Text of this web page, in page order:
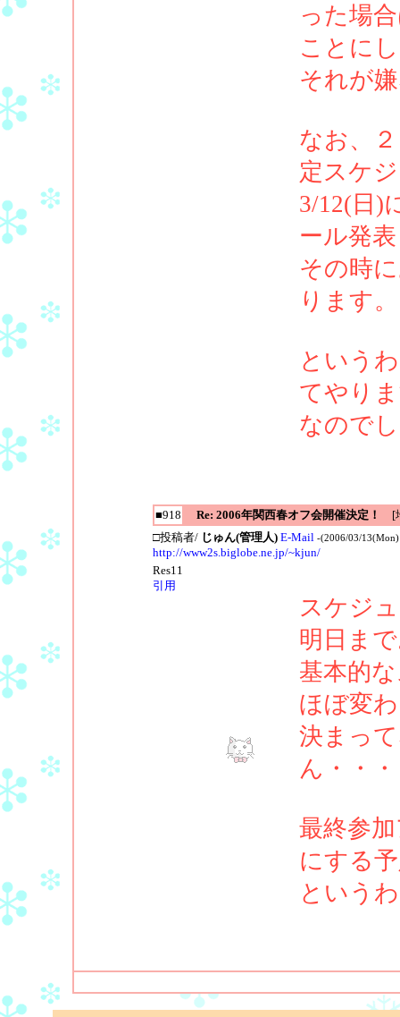
った場
ことに
それが
なお、
定スケ
3/12(日)
ール発
その時
ります。
という
てやり
なので
■918 Re: 2006年関西春オフ会開催決定！
[
□投稿者/ じゅん(管理人) E-Mail -(2006/03/
http://www2s.biglobe.ne.jp/~kjun/
Res11
引用
スケジ
明日ま
基本的
ほぼ変
決まっ
ん・・・
最終参
にする
という